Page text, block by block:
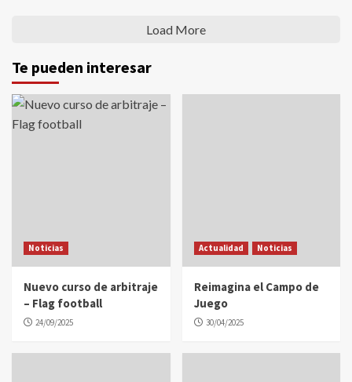
Load More
Te pueden interesar
Noticias
Nuevo curso de arbitraje
– Flag football
24/09/2025
Actualidad Noticias
Reimagina el Campo de
Juego
30/04/2025